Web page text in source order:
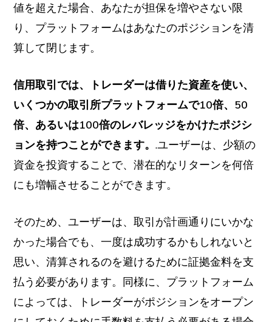
値を超えた場合、あなたが担保を増やさない限
り、プラットフォームはあなたのポジションを清
算して閉じます。
信用取引では、トレーダーは借りた資産を使い、
いくつかの取引所プラットフォームで10倍、50
倍、あるいは100倍のレバレッジをかけたポジシ
ョンを持つことができます。.ユーザーは、少額の
資金を投資することで、潜在的なリターンを何倍
にも増幅させることができます。
そのため、ユーザーは、取引が計画通りにいかな
かった場合でも、一度は成功するかもしれないと
思い、清算されるのを避けるために証拠金料を支
払う必要があります。同様に、プラットフォーム
によっては、トレーダーがポジションをオープン